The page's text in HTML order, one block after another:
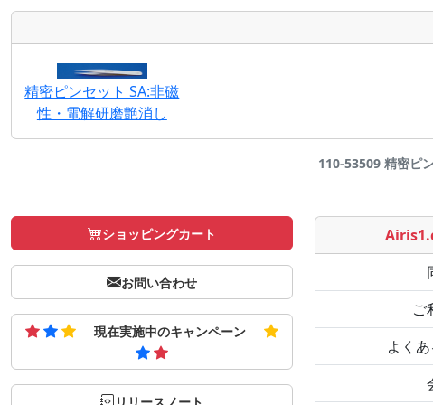
精密ピンセット SA:非磁
性・電解研磨艶消し
110-53509 精密ピ
ショッピングカート
お問い合わせ
現在実施中のキャンペーン
ご
よく